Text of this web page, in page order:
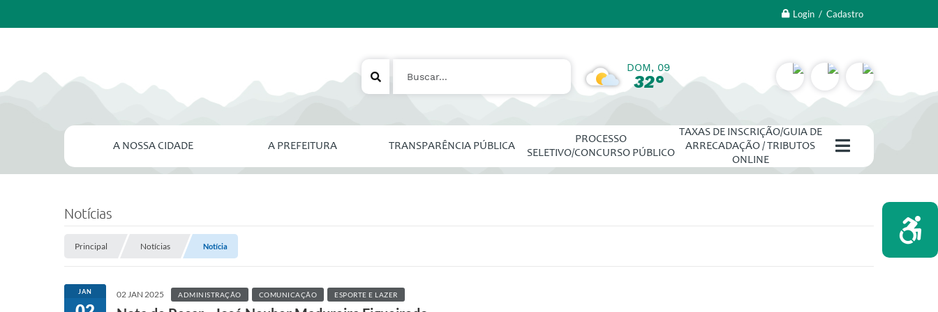
Login / Cadastro
DOM, 09
32°
A NOSSA CIDADE A PREFEITURA TRANSPARÊNCIA PÚBLICA
PROCESSO
SELETIVO/CONCURSO PÚBLICO
TAXAS DE INSCRIÇÃO/GUIA DE
ARRECADAÇÃO / TRIBUTOS
ONLINE
Notícias
Principal Notícias Notícia
JAN 02 JAN 2025 ADMINISTRAÇÃO COMUNICAÇÃO ESPORTE E LAZER